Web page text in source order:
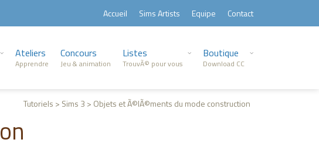
Accueil Sims Artists Equipe Contact
Ateliers
Apprendre
Concours
Jeu & animation
Listes
TrouvÃ© pour vous
Boutique
Download CC
Tutoriels > Sims 3 > Objets et Ã©lÃ©ments du mode construction